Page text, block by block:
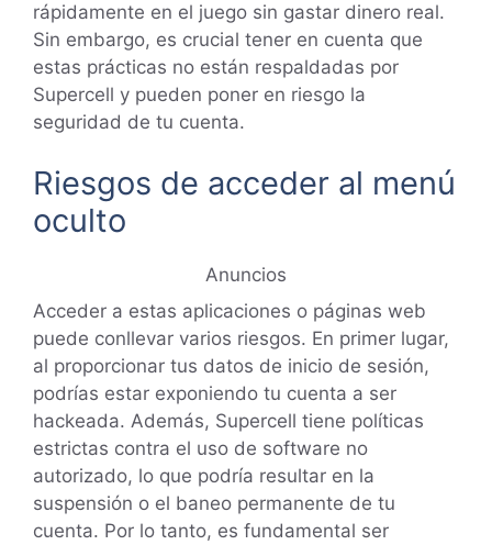
rápidamente en el juego sin gastar dinero real.
Sin embargo, es crucial tener en cuenta que
estas prácticas no están respaldadas por
Supercell y pueden poner en riesgo la
seguridad de tu cuenta.
Riesgos de acceder al menú
oculto
Anuncios
Acceder a estas aplicaciones o páginas web
puede conllevar varios riesgos. En primer lugar,
al proporcionar tus datos de inicio de sesión,
podrías estar exponiendo tu cuenta a ser
hackeada. Además, Supercell tiene políticas
estrictas contra el uso de software no
autorizado, lo que podría resultar en la
suspensión o el baneo permanente de tu
cuenta. Por lo tanto, es fundamental ser